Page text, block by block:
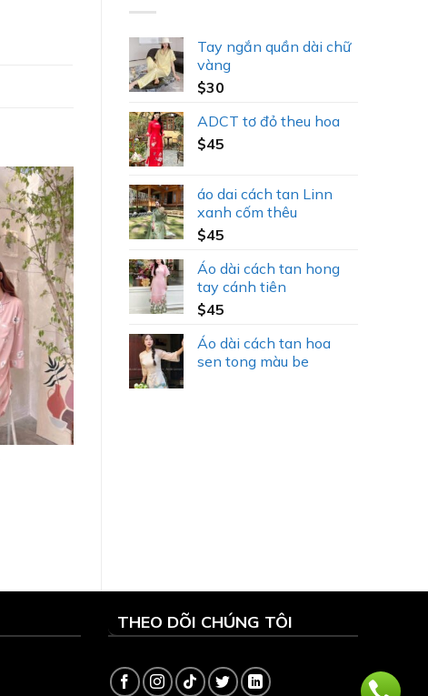
Tay ngắn quần dài chữ
vàng
$30
ADCT tơ đỏ theu hoa
$45
áo dai cách tan Linn
xanh cốm thêu
$45
Áo dài cách tan hong
tay cánh tiên
$45
Áo dài cách tan hoa
sen tong màu be
THEO DÕI CHÚNG TÔI